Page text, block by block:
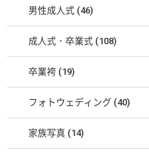
男性成人式 (46)
成人式・卒業式 (108)
卒業袴 (19)
フォトウェディング (40)
家族写真 (14)